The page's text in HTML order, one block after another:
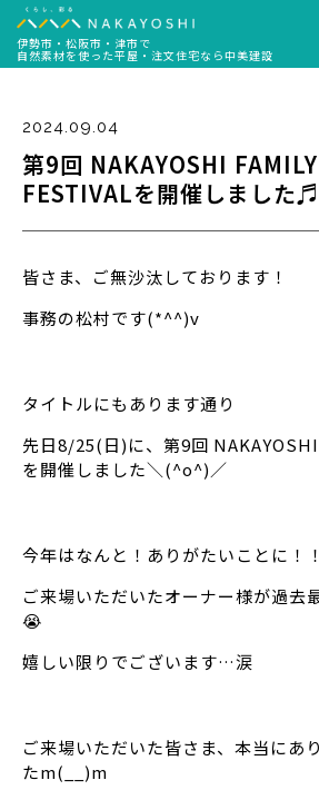
伊勢市・松阪市・津市で
自然素材を使った平屋・注文住宅なら中美建設
2024.09.04
第9回 NAKAYOSHI FAMILY
FESTIVALを開催しました♬
皆さま、ご無沙汰しております！
事務の松村です(*^^)v
タイトルにもあります通り
先日8/25(日)に、第9回
を開催しました＼(^o^)／
今年はなんと！ありがたいことに！！
ご来場いただいたオーナー様が過去
😭
嬉しい限りでございます…涙
ご来場いただいた皆さま、本当にあ
たm(__)m